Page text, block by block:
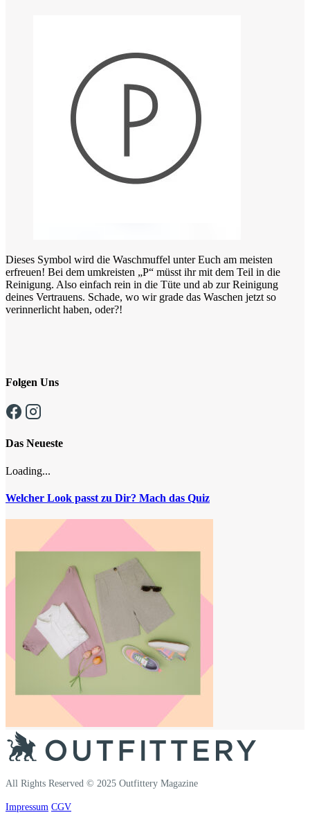
Dieses Symbol wird die Waschmuffel unter Euch am meisten
erfreuen! Bei dem umkreisten „P“ müsst ihr mit dem Teil in die
Reinigung. Also einfach rein in die Tüte und ab zur Reinigung
deines Vertrauens. Schade, wo wir grade das Waschen jetzt so
verinnerlicht haben, oder?!
Folgen Uns
Das Neueste
Loading...
Welcher Look passt zu Dir? Mach das Quiz
All Rights Reserved © 2025 Outfittery Magazine
Impressum CGV